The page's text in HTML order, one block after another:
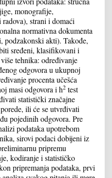
monografije,
strani i domaći
normativna dokumenta
podzakonski akti). Takođe,
sređeni, klasifikovani i
tehnika: određivanje
odgovora u ukupnoj
procenta učešća
masi odgovora i h2 test
statistički značajne
ili će se utvrđivati
pojedinih odgovora. Pre
podataka upotrebom
sirovi podaci dobijeni iz
pripremu
kodiranje i statističko
pripremanja podataka, prvi